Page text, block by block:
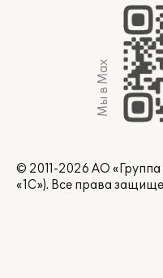
Мы в Max
© 2011-2026 АО
«1С»). Все права